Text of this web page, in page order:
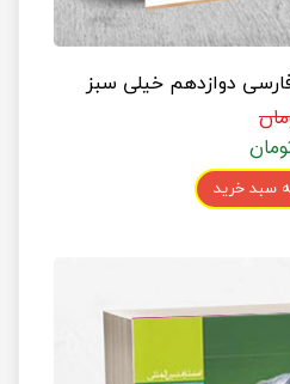
دوازدهم خیلی سبز
سبد خرید